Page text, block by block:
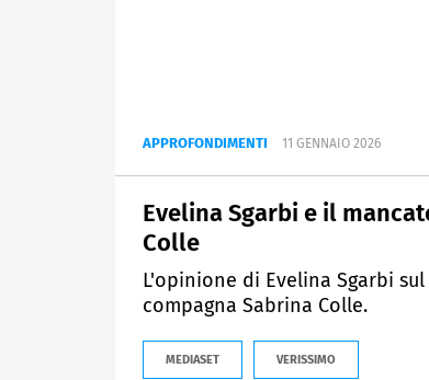
APPROFONDIMENTI 11 GENNAIO 2026
Evelina Sgarbi e il
Colle
L'opinione di Evelina Sgarbi
compagna Sabrina Colle.
MEDIASET VERISSIMO